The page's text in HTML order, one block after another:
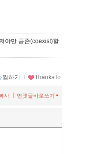
야만 공존(coexist)할
찜하기 ｌ ThanksTo
먼댓글바로쓰기
사